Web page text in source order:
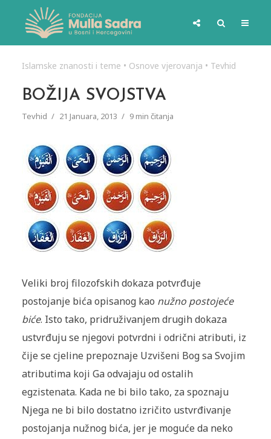
Islamske znanosti i teme • Osnove vjerovanja • Tevhid
BOŽIJA SVOJSTVA
Tevhid 21 Januara, 2013 9 min čitanja
Veliki broj filozofskih dokaza potvrđuje
postojanje bića opisanog kao nužno postojeće
biće. Isto tako, pridruživanjem drugih dokaza
ustvrđuju se njegovi potvrdni i odrični atributi, iz
čije se cjeline prepoznaje Uzvišeni Bog sa Svojim
atributima koji Ga odvajaju od ostalih
egzistenata. Kada ne bi bilo tako, za spoznaju
Njega ne bi bilo dostatno izričito ustvrđivanje
postojanja nužnog bića, jer je moguće da neko